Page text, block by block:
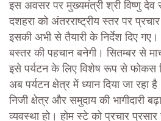
इस अवसर पर मुख्यमंत्री श्री विष्णु देव
दशहरा को अंतरराष्ट्रीय स्तर पर
इसकी अभी से तैयारी के निर्देश दिए
बस्तर की पहचान बनेगी। सितम्बर से
इसे पर्यटन के लिए विशेष रूप से फोकस
अब पर्यटन क्षेत्र में ध्यान दिया जा रहा
निजी क्षेत्र और समुदाय की भागीदारी
व्यवस्था हो। होम स्टे को प्रचार